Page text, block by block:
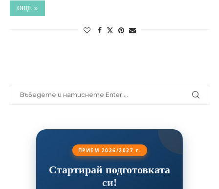
ОЩЕ
ПРИЕМ 2026/2027 г.
Стартирай подготовката
си!